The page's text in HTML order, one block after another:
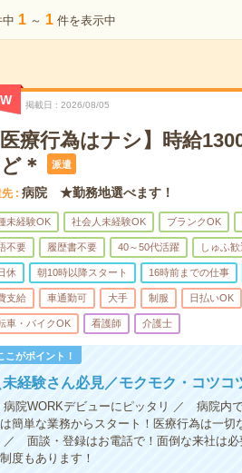
中 1 ～ 1 件を表示中
掲載日 2026/08/05
医療行為はナシ】時給
＊
派遣
病院 ★勤務地選べます！
未経験OK 社会人未経験OK ブランクOK
不要 履歴書不要 40～50代活躍 しゅふ歓
休 朝10時以降スタート 16時前までの仕事
支給 車通勤可 大手 制服 日払いOK
車・バイクOK 看護師 介護士
こがポイント！
未経験さん必見／モクモク・コツコ
病院WORKデビューにピッタリ ／ 病院内
簡単な業務からスタート！医療行為は一
／ 面談・登録はお電話で！面倒な来社は
制度もあります！